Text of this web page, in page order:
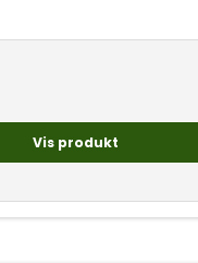
Vis produkt